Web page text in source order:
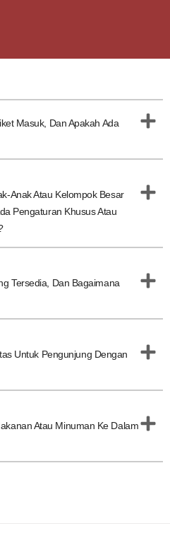
Masuk, Dan Apakah Ada
Anak Atau Kelompok Besar
Pengaturan Khusus Atau
Tersedia, Dan Bagaimana
Untuk Pengunjung Dengan
Atau Minuman Ke Dalam